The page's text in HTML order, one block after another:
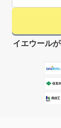
イエウールが